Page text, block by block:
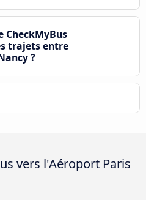
CheckMyBus
trajets entre
?
vers l'Aéroport Paris